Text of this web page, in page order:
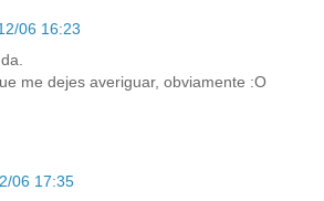
06 16:23
me dejes averiguar, obviamente :O
06 17:35